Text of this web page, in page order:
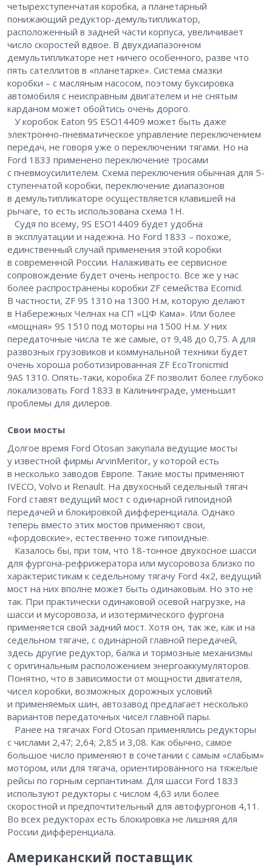
четырехступенчатая коробка, а планетарный
понижающий редуктор-демультипликатор,
расположенный в задней части корпуса, увеличивает
число скоростей вдвое. В двухдиапазонном
демультипликаторе нет ничего особенного, разве что
пять сателлитов в «планетарке». Система смазки
коробки – ​с масляным насосом, поэтому буксировка
автомобиля с неисправным двигателем и не снятым
карданом может обойтись очень дорого.
У коробок Eaton 9S ESO14409 может быть даже
электронно-пневматическое управление переключением
передач, не говоря уже о переключении тягами. Но на
Ford 1833 применено переключение тросами
с пневмоусилителем. Схема переключения обычная для 5-
ступенчатой коробки, переключение диапазонов
в демультипликаторе осуществляется клавишей на
рычаге, то есть использована схема 1Н.
Судя по всему, 9S ESO14409 будет удобна
в эксплуатации и надежна. Но Ford 1833 – ​похоже,
единственный случай применения этой коробки
в современной России. Налаживать ее сервисное
сопровождение будет очень непросто. Все же у нас
более распространены коробки ZF семейства Ecomid.
В частности, ZF 9S 1310 на 1300 Н.м, которую делают
в Набережных Челнах на СП «ЦФ Кама». Или более
«мощная» 9S 1510 под моторы на 1500 Н.м. У них
передаточные числа те же самые, от 9,48 до 0,75. А для
развозных грузовиков и коммунальной техники будет
очень хороша роботизированная ZF EcoTronicmid
9AS 1310. Опять-таки, коробка ZF позволит более глубоко
локализовать Ford 1833 в Калининграде, уменьшит
проблемы для дилеров.
Свои мосты
Долгое время Ford Otosan закупала ведущие мосты
у известной фирмы ArvinMeritor, у которой есть
в несколько заводов Европе. Такие мосты применяют
IVECO, Volvo и Renault. На двухосный седельный тягач
Ford ставят ведущий мост с одинарной гипоидной
передачей и блокировкой дифференциала. Однако
теперь вместо этих мостов применяют свои,
«фордовские», естественно тоже гипоидные.
Казалось бы, при том, что 18-тонное двухосное шасси
для фургона-рефрижератора или мусоровоза близко по
характеристикам к седельному тягачу Ford 4х2, ведущий
мост на них вполне может быть одинаковым. Но это не
так. При практически одинаковой осевой нагрузке, на
шасси и мусоровоза, и изотермического фургона
применяется свой задний мост. Хотя он, так же, как и на
седельном тягаче, с одинарной главной передачей,
здесь другие редуктор, балка и тормозные механизмы
с оригинальным расположением энергоаккумуляторов.
Понятно, что в зависимости от мощности двигателя,
чисел коробки, возможных дорожных условий
и применяемых шин, автозавод предлагает несколько
вариантов передаточных чисел главной пары.
Ранее на тягачах Ford Otosan применялись редукторы
с числами 2,47; 2,64; 2,85 и 3,08. Как обычно, самое
большое число применяют в сочетании с самым «слабым»
мотором, или для тягача, ориентированного на тяжелые
рейсы по горным серпантинам. Для шасси Ford 1833
используют редукторы с числом 4,63 или более
скоростной и предпочтительный для автофургонов 4,11.
Во всех редукторах есть блокировка не лишняя для
России дифференциала.
Американский поставщик